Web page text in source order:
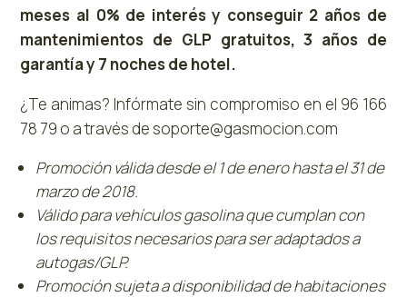
meses al 0% de interés y conseguir 2 años de
mantenimientos de GLP gratuitos, 3 años de
garantía y 7 noches de hotel.
¿Te animas? Infórmate sin compromiso en el 96 166
78 79 o a través de soporte@gasmocion.com
Promoción válida desde el 1 de enero hasta el 31 de
marzo de 2018.
Válido para vehículos gasolina que cumplan con
los requisitos necesarios para ser adaptados a
autogas/GLP.
Promoción sujeta a disponibilidad de habitaciones